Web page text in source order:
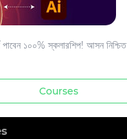
১০০% স্কলারশিপ! আসন নিশ্চিত
Courses